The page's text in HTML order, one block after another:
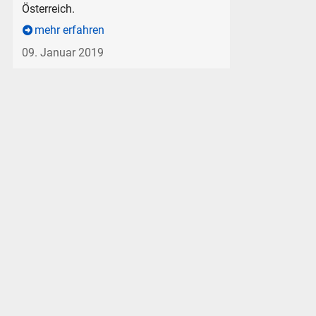
Österreich.
mehr erfahren
09. Januar 2019